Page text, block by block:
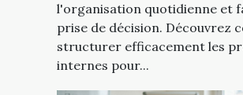
l'organisation quotidienne et
prise de décision. Découvrez
structurer efficacement les
internes pour...